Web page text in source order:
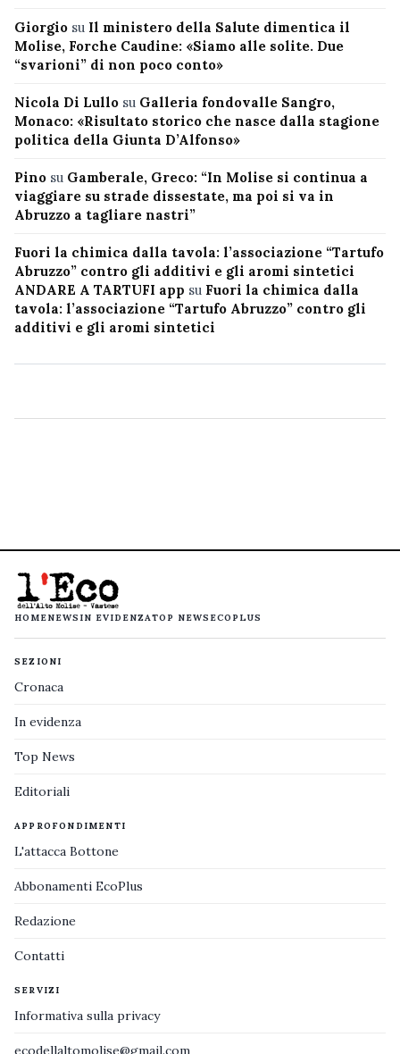
Giorgio su Il ministero della Salute dimentica il
Molise, Forche Caudine: «Siamo alle solite. Due
“svarioni” di non poco conto»
Nicola Di Lullo su Galleria fondovalle Sangro,
Monaco: «Risultato storico che nasce dalla stagione
politica della Giunta D’Alfonso»
Pino su Gamberale, Greco: “In Molise si continua a
viaggiare su strade dissestate, ma poi si va in
Abruzzo a tagliare nastri”
Fuori la chimica dalla tavola: l’associazione “Tartufo
Abruzzo” contro gli additivi e gli aromi sintetici
ANDARE A TARTUFI app su Fuori la chimica dalla
tavola: l’associazione “Tartufo Abruzzo” contro gli
additivi e gli aromi sintetici
HOMENEWS IN EVIDENZATOP NEWS ECOPLUS
SEZIONI
Cronaca
In evidenza
Top News
Editoriali
APPROFONDIMENTI
L'attacca Bottone
Abbonamenti EcoPlus
Redazione
Contatti
SERVIZI
Informativa sulla privacy